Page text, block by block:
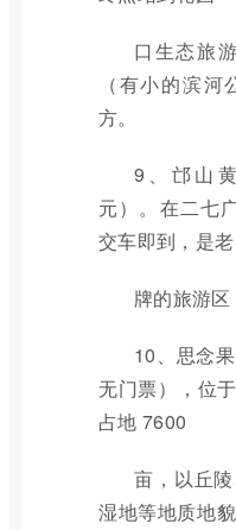
口生态旅
（有小的滨
方。
9、邙山
元）。在二七
交车即到，是老
牌的旅游
10、思念
无门票），位
占地 7600
亩，以丘陵
湿地等地质地